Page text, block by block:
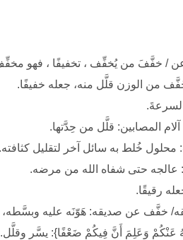
خفَّفَ من يُخفِّف ، تخفيفًا ، فهو
من الوزن قلَّل منه، جعله خفيفًا.
المصابين: قلَّل من حِدَّتها.
خُلط به سائل آخر لتقليل كثافته.
حتى شفاه الله من مرضه.
رقيقًا.
خفَّف عن صديقه: هَوّنَه عليه وبسَّطه،
عَنْكُمْ وَعَلِمَ أَنَّ فِيكُمْ ضَعْفًا}: يسَّر وقلَّل.